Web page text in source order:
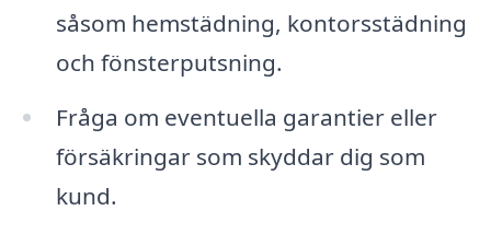
såsom hemstädning, kontorsstädning
och fönsterputsning.
Fråga om eventuella garantier eller
försäkringar som skyddar dig som
kund.